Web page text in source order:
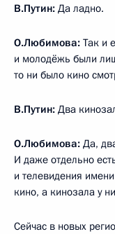
В.Путин: Да ладно.
О.Любимова: Так и
и молодёжь были
то ни было кино
В.Путин: Два
О.Любимова: Да,
И даже отдельно
и телевидения
кино, а кинозала у
Сейчас в новых